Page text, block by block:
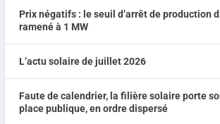
Prix négatifs : le seuil d’arrêt de production
ramené à 1 MW
L’actu solaire de juillet 2026
Faute de calendrier, la filière solaire porte
place publique, en ordre dispersé